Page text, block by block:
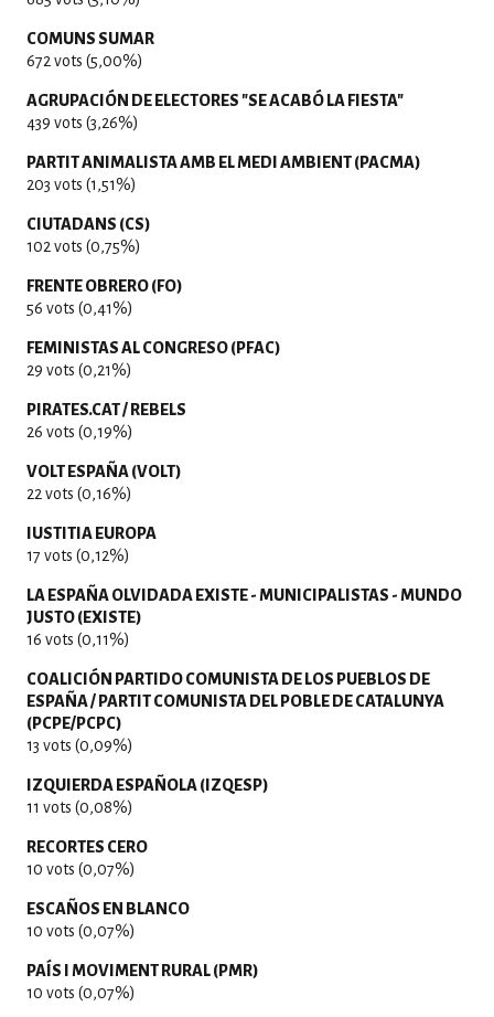
COMUNS SUMAR
672 vots (5,00%)
AGRUPACIÓN DE ELECTORES "SE ACABÓ LA FIESTA"
439 vots (3,26%)
PARTIT ANIMALISTA AMB EL MEDI AMBIENT (PACMA)
203 vots (1,51%)
CIUTADANS (CS)
102 vots (0,75%)
FRENTE OBRERO (FO)
56 vots (0,41%)
FEMINISTAS AL CONGRESO (PFAC)
29 vots (0,21%)
PIRATES.CAT / REBELS
26 vots (0,19%)
VOLT ESPAÑA (VOLT)
22 vots (0,16%)
IUSTITIA EUROPA
17 vots (0,12%)
LA ESPAÑA OLVIDADA EXISTE - MUNICIPALISTAS - MUNDO
JUSTO (EXISTE)
16 vots (0,11%)
COALICIÓN PARTIDO COMUNISTA DE LOS PUEBLOS DE
ESPAÑA / PARTIT COMUNISTA DEL POBLE DE CATALUNYA
(PCPE/PCPC)
13 vots (0,09%)
IZQUIERDA ESPAÑOLA (IZQESP)
11 vots (0,08%)
RECORTES CERO
10 vots (0,07%)
ESCAÑOS EN BLANCO
10 vots (0,07%)
PAÍS I MOVIMENT RURAL (PMR)
10 vots (0,07%)